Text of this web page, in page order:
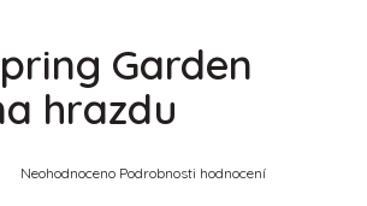
Garden
hrazdu
Průměrné
Neohodnoceno Podrobnosti hodnocení